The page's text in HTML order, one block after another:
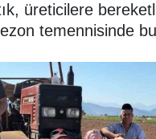
üreticilere
temennisinde